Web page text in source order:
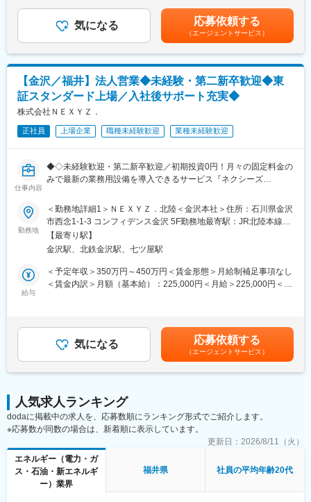
4）施工のスケジュール調整、実施
5）設置と納品
◆商材『ネクシーズZERO』とは・・・
LED照明、業務用空調設備、業務用冷蔵庫など最新の省エネ設備
を初期投資オールゼロで提供するサービスです。
物件規模は様々ですが、工事費を含む初期投資が数十万円から数
千万円にのぼることがあり、この高額なコストが普及の大きな障
壁でした。
「ネクシーズZERO」は、金融機関や多様な製品を扱うメーカー
と提携し、設備導入の障壁と環境問題を一気に解決する新たな仕
組みです。
■研修について：
商品、設備についての研修動画の視聴から始めて頂き、自分のア
ポイント先に行く際は上司が同行します。個々人の業務習得状況
に合わせて、2ヶ月程度で独り立ち可能です。
■同ポジションの魅力：
◎ “売る営業”から“経営課題を解決する営業”へ
→数十万～数千万円規模の提案を通じて、営業としてのレベルが
一段上がる
◎社長や役員クラスへの提案(BtoB)が中心、質の高い商談に集中
できる
サービスの特徴
◎ 成果は年4回インセンティブで還元
→実績に応じて年収アップを実現しやすい評価制度
変更の範囲：会社の定める業務
4,005,600円・月額27.5万円＋想定残業代＋賞与＝4,291,500円※
上記に想定インセンティブを含め400～500万円想定となります。
賃金はあくまでも目安の金額であり、選考を通じて上下する可能
性があります。月給(月額)は固定手当を含めた表記です。
気になる 応募依頼する
（エージェントサービス）
【金沢／福井】法人営業◆未経験・第二新卒歓迎◆東
証スタンダード上場／入社後サポート充実◆
株式会社ＮＥＸＹＺ．
正社員 上場企業 職種未経験歓迎 業種未経験歓迎
仕事内容
◆◇未経験歓迎・第二新卒歓迎／初期投資0円！月々の固定料金の
みで最新の業務用設備を導入できるサービス『ネクシーズ
視点が身につく◇◆
初期投資0円・月々の固定料金のみで最新の業務用設備を導入でき
るサービス『ネクシーズZERO』を展開する当社の法人営業職と
して、電気代やCO2排出量削減が可能なLEDや空調などのご提案
を担って頂きます。
3）実地調査・お見積もり
4）施工のスケジュール調整
◆商材『ネクシーズZERO』とは・・・
LED照明、業務用空調設備、業務用冷蔵庫など最新の省エネ設備
を初期投資オールゼロで提供するサービスです。
物件規模は様々ですが、工事費を含む初期投資が数十万円から数
千万円にのぼることがあり、この高額なコストが普及の大きな障
壁でした。
「ネクシーズZERO」は、金融機関や多様な製品を扱うメーカー
勤務地
＜勤務地詳細1＞ＮＥＸＹＺ．北陸＜金沢本社＞住所：石川県金沢
市西念1-1-3 コンフィデンス金沢 5F勤務地最寄駅：JR北陸本線／
金沢駅受動喫煙対策：敷地内全面禁煙＜勤務地詳細2＞ＮＥＸＹ
Ｚ．北陸＜福井営業所＞住所：福井県 福井市 中央1-3-5
変更の範囲：会社の定める事業所
【最寄り駅】
金沢駅、北鉄金沢駅、七ツ屋駅
給与
＜予定年収＞350万円～450万円＜賃金形態＞月給制補足事項なし
＜賃金内訳＞月額（基本給）：225,000円＜月給＞225,000円＜昇
8,306,674円（インセンティブ3,276,210円/年4回の合計を含む）
賃金はあくまでも目安の金額であり、選考を通じて上下する可能
性があります。月給(月額)は固定手当を含めた表記です。
気になる 応募依頼する
（エージェントサービス）
人気求人ランキング
dodaに掲載中の求人を、応募数順にランキング形式でご紹介します。
※応募数が同数の場合は、新着順に表示しています。
更新日： 2026/8/11（火）
エネルギー（電力・ガ
ス・石油・新エネルギ
ー）業界
福井県 社員の平均年齢20代